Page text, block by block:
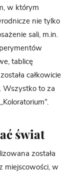
w którym
nie tylko
sali, m.in.
tablicę
całkowicie
Wszystko to za
świat
została
miejscowości, w